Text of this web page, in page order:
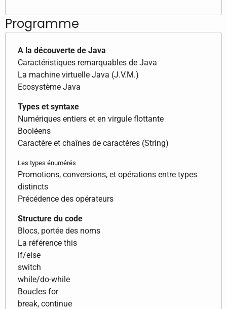
Programme
A la découverte de Java
Caractéristiques remarquables de Java
La machine virtuelle Java (J.V.M.)
Ecosystème Java
Types et syntaxe
Numériques entiers et en virgule flottante
Booléens
Caractère et chaînes de caractères (String)
Les types énumérés
Promotions, conversions, et opérations entre types
distincts
Précédence des opérateurs
Structure du code
Blocs, portée des noms
La référence this
if/else
switch
while/do-while
Boucles for
break, continue